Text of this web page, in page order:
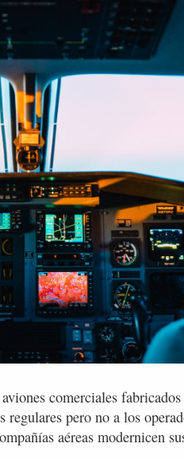
comerciales
pero no a los
aéreas modernicen